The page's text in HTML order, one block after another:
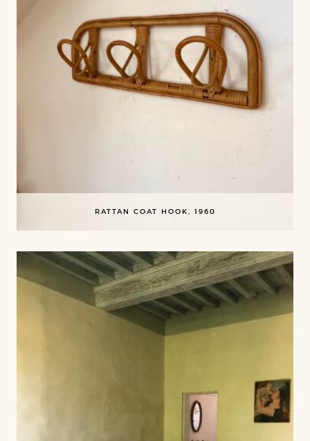
RATTAN COAT HOOK, 1960